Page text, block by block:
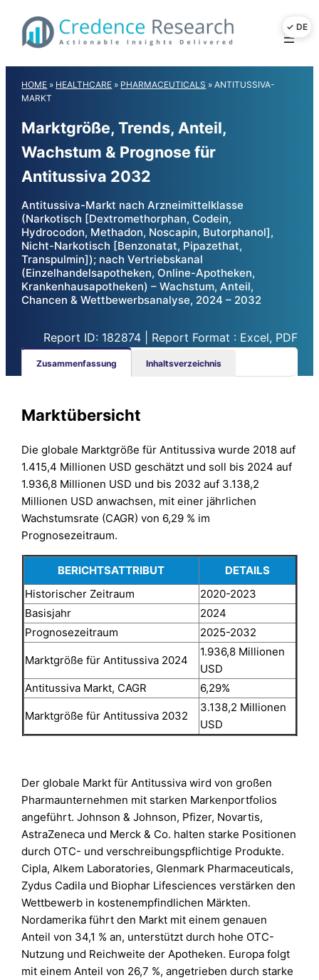
content
HOME » HEALTHCARE » PHARMACEUTICALS »ANTITUSSIVA-
MARKT
Marktgröße, Trends, Anteil,
Wachstum & Prognose für
Antitussiva 2032
Antitussiva-Markt nach Arzneimittelklasse
(Narkotisch [Dextromethorphan, Codein,
Hydrocodon, Methadon, Noscapin, Butorphanol],
Nicht-Narkotisch [Benzonatat, Pipazethat,
Transpulmin]); nach Vertriebskanal
(Einzelhandelsapotheken, Online-Apotheken,
Krankenhausapotheken) – Wachstum, Anteil,
Chancen & Wettbewerbsanalyse, 2024 – 2032
Report ID: 182874 | Report Format : Excel, PDF
Zusammenfassung Inhaltsverzeichnis
Marktübersicht
Die globale Marktgröße für Antitussiva wurde 2018 auf
1.415,4 Millionen USD geschätzt und soll bis 2024 auf
1.936,8 Millionen USD und bis 2032 auf 3.138,2
Millionen USD anwachsen, mit einer jährlichen
Wachstumsrate (CAGR) von 6,29 % im
Prognosezeitraum.
BERICHTSATTRIBUT
DETAILS
Historischer Zeitraum
2020-2023
Basisjahr
2024
Prognosezeitraum
2025-2032
Marktgröße für Antitussiva 2024
1.936,8 Millionen
USD
Antitussiva Markt, CAGR
6,29%
Marktgröße für Antitussiva 2032
3.138,2 Millionen
USD
Der globale Markt für Antitussiva wird von großen
Pharmaunternehmen mit starken Markenportfolios
angeführt. Johnson & Johnson, Pfizer, Novartis,
AstraZeneca und Merck & Co. halten starke Positionen
durch OTC- und verschreibungspflichtige Produkte.
Cipla, Alkem Laboratories, Glenmark Pharmaceuticals,
Zydus Cadila und Biophar Lifesciences verstärken den
Wettbewerb in kostenempfindlichen Märkten.
Nordamerika führt den Markt mit einem genauen
Anteil von 34,1 % an, unterstützt durch hohe OTC-
Nutzung und Reichweite der Apotheken. Europa folgt
mit einem Anteil von 26,7 %, angetrieben durch starke